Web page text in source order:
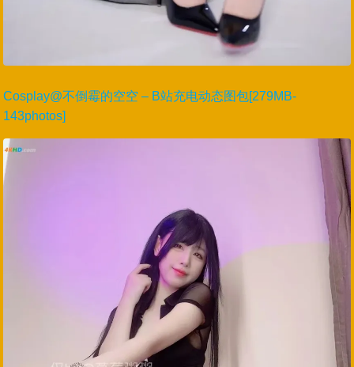
Cosplay@不倒霉的空空 – B站充电动态图包[279MB-
143photos]